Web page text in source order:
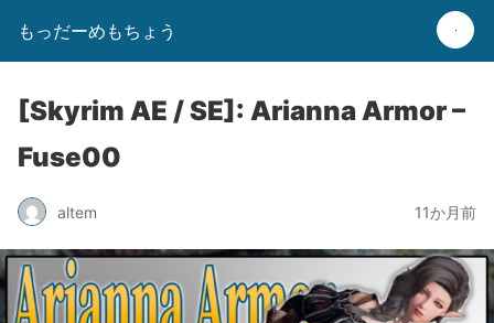
もっだーめもちょう
[Skyrim AE / SE]: Arianna Armor –
Fuse00
altem 11か月前